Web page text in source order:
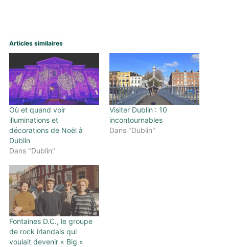
Articles similaires
Où et quand voir
illuminations et
décorations de Noël à
Dublin
Dans "Dublin"
Visiter Dublin : 10
incontournables
Dans "Dublin"
Fontaines D.C., le groupe
de rock irlandais qui
voulait devenir « Big »